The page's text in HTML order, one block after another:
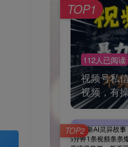
112人已阅读
视频号私
视频，有
TOP1
TOP2